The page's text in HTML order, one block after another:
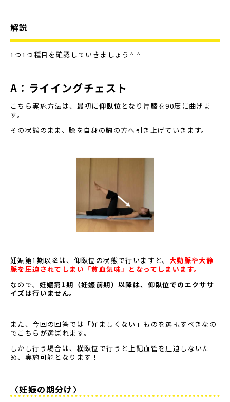
解説
1つ1つ種目を確認していきましょう ^ ^
A ：ライイングチェスト
こちら実施方法は、最初に仰臥位 となり片膝を90度に曲げま
す。
その状態のまま、膝を自身の胸の方へ引き上げていきます。
妊娠第1期以降は、仰臥位の状態で行いますと、 大動脈や大静
脈を圧迫されてしまい「貧血気味」となってしまいます。
なので、 妊娠第 1期（妊娠前期）以降は、仰臥位でのエクササ
イズは行いません。
また、今回の回答では「好ましくない」ものを選択すべきなの
でこちらが選ばれます。
しかし行う場合は、横臥位で行うと上記血管を圧迫しないた
め、実施可能となります！
〈妊娠の期分け〉